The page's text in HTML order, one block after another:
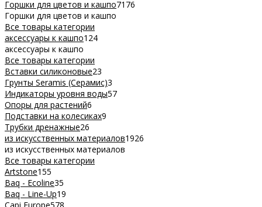
Горшки для цветов и кашпо7176
Горшки для цветов и кашпо
Все товары категории
аксессуары к кашпо124
аксессуары к кашпо
Все товары категории
Вставки силиконовые23
Грунты Seramis (Серамис)3
Индикаторы уровня воды57
Опоры для растений6
Подставки на колесиках9
Трубки дренажные26
из искусственных материалов1926
из искусственных материалов
Все товары категории
Artstone155
Baq - Ecoline35
Baq - Line-Up19
Capi Europe578